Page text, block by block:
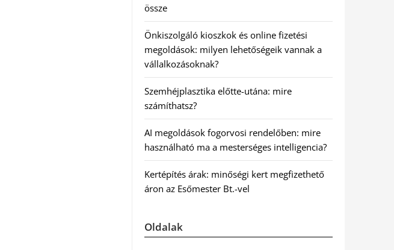
össze
Önkiszolgáló kioszkok és online fizetési
megoldások: milyen lehetőségeik vannak a
vállalkozásoknak?
Szemhéjplasztika előtte-utána: mire
számíthatsz?
AI megoldások fogorvosi rendelőben: mire
használható ma a mesterséges intelligencia?
Kertépítés árak: minőségi kert megfizethető
áron az Esőmester Bt.-vel
Oldalak